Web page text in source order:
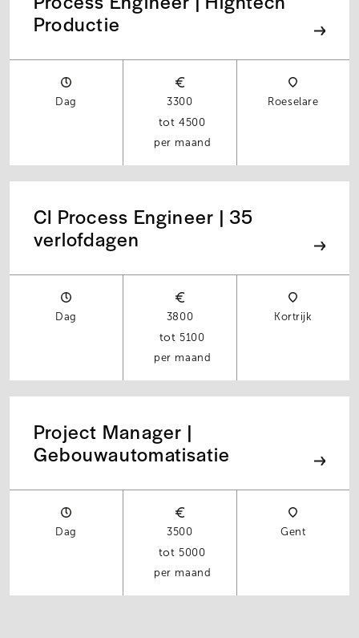
Productie
Dag
3300
4500
per maand
Roeselare
CI Process Engineer | 35
verlofdagen
Dag
3800
5100
per maand
Kortrijk
Project Manager |
Gebouwautomatisatie
Dag
3500
5000
per maand
Gent